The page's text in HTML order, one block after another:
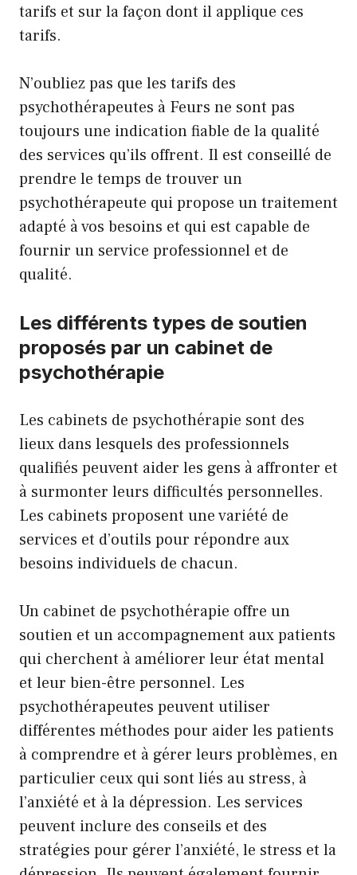
tarifs et sur la façon dont il applique ces
tarifs.
N’oubliez pas que les tarifs des
psychothérapeutes à Feurs ne sont pas
toujours une indication fiable de la qualité
des services qu’ils offrent. Il est conseillé de
prendre le temps de trouver un
psychothérapeute qui propose un traitement
adapté à vos besoins et qui est capable de
fournir un service professionnel et de
qualité.
Les différents types de soutien
proposés par un cabinet de
psychothérapie
Les cabinets de psychothérapie sont des
lieux dans lesquels des professionnels
qualifiés peuvent aider les gens à affronter et
à surmonter leurs difficultés personnelles.
Les cabinets proposent une variété de
services et d’outils pour répondre aux
besoins individuels de chacun.
Un cabinet de psychothérapie offre un
soutien et un accompagnement aux patients
qui cherchent à améliorer leur état mental
et leur bien-être personnel. Les
psychothérapeutes peuvent utiliser
différentes méthodes pour aider les patients
à comprendre et à gérer leurs problèmes, en
particulier ceux qui sont liés au stress, à
l’anxiété et à la dépression. Les services
peuvent inclure des conseils et des
stratégies pour gérer l’anxiété, le stress et la